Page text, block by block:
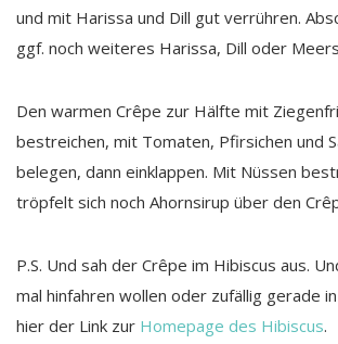
und mit Harissa und Dill gut verrühren.
ggf. noch weiteres Harissa, Dill oder
Den warmen Crêpe zur Hälfte mit
bestreichen, mit Tomaten, Pfirsichen und
belegen, dann einklappen. Mit Nüssen
tröpfelt sich noch Ahornsirup über den
P.S. Und sah der Crêpe im Hibiscus aus.
mal hinfahren wollen oder zufällig gerade
hier der Link zur Homepage des Hibiscus.